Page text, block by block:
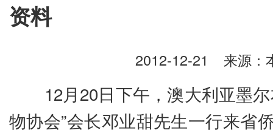
资料
2012-12-21 来源：
12月20日下午，澳大利亚墨尔
物协会”会长邓业甜先生一行来省